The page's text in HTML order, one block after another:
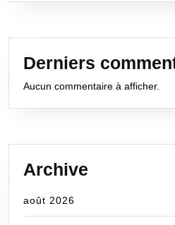
Derniers
Aucun commentaire à afficher.
Archive
août 2026